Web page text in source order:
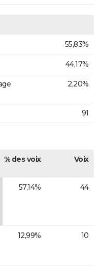
55,83%
44,17%
2,20%
91
% des voix Voix
57,14% 44
12,99% 10